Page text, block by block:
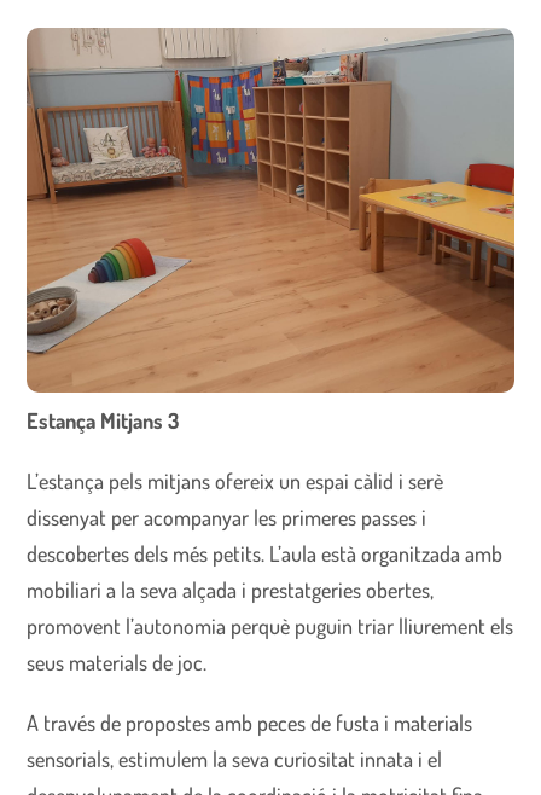
Estança Mitjans 3
L’estança pels mitjans ofereix un espai càlid i serè
dissenyat per acompanyar les primeres passes i
descobertes dels més petits. L’aula està organitzada amb
mobiliari a la seva alçada i prestatgeries obertes,
promovent l’autonomia perquè puguin triar lliurement els
seus materials de joc.
A través de propostes amb peces de fusta i materials
sensorials, estimulem la seva curiositat innata i el